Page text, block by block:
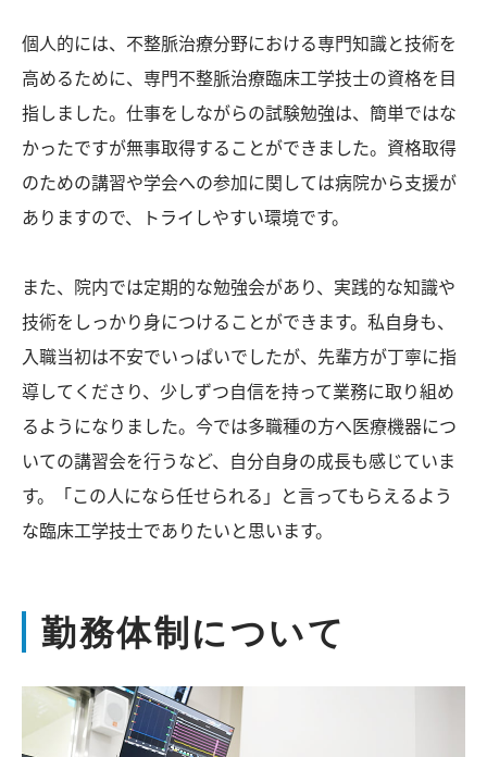
個人的には、不整脈治療分野における専門知識と技術を
高めるために、専門不整脈治療臨床工学技士の資格を目
指しました。仕事をしながらの試験勉強は、簡単ではな
かったですが無事取得することができました。資格取得
のための講習や学会への参加に関しては病院から支援が
ありますので、トライしやすい環境です。
また、院内では定期的な勉強会があり、実践的な知識や
技術をしっかり身につけることができます。私自身も、
入職当初は不安でいっぱいでしたが、先輩方が丁寧に指
導してくださり、少しずつ自信を持って業務に取り組め
るようになりました。今では多職種の方へ医療機器につ
いての講習会を行うなど、自分自身の成長も感じていま
す。「この人になら任せられる」と言ってもらえるよう
な臨床工学技士でありたいと思います。
勤務体制について